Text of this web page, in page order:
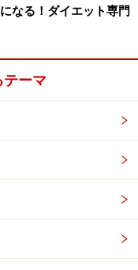
があるだけでストレ
見渡すと習ってい
が占めている理由
もなるからです。
は、ちょっと物足り
のは、デパートや公
なる！ダイエット専門
テーマ